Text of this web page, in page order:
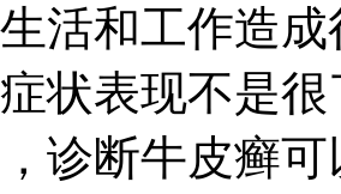
活和工作造
状表现不是
诊断牛皮癣